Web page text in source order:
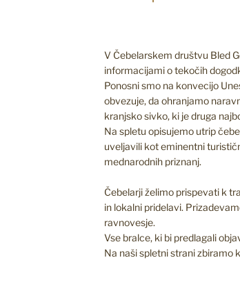
V Čebelarskem društvu Bled
informacijami o tekočih
Ponosni smo na konvecijo
obvezuje, da ohranjamo
kranjsko sivko, ki je druga
Na spletu opisujemo utrip
uveljavili kot eminentni
mednarodnih priznanj.
Čebelarji želimo prispevati k
in lokalni pridelavi.
ravnovesje.
Vse bralce, ki bi predlagali
Na naši spletni strani zbiramo